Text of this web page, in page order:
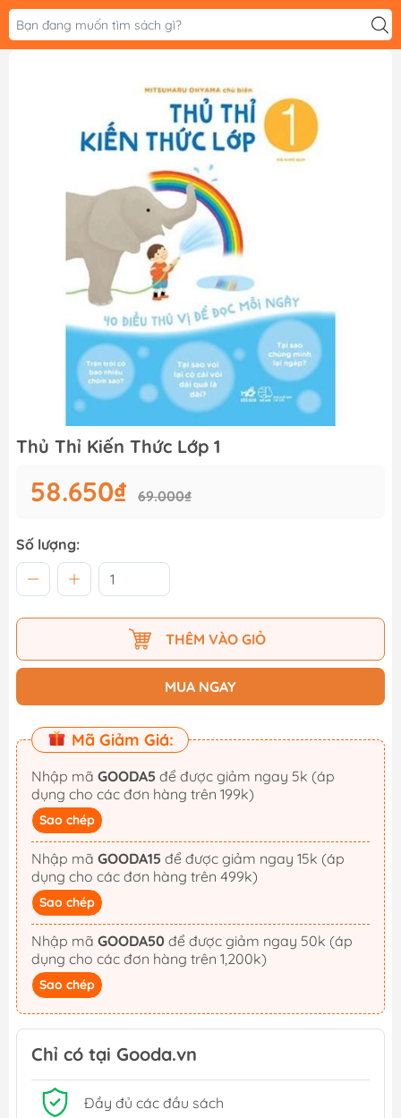
Thủ Thỉ Kiến Thức Lớp 1
58.650₫ 69.000₫
Số lượng:
THÊM VÀO GIỎ
MUA NGAY
Mã Giảm Giá:
Nhập mã GOODA5
dụng cho các đơn hàng trên 199k)
Sao chép
Nhập mã GOODA15
dụng cho các đơn hàng trên 499k)
Sao chép
Nhập mã GOODA50
dụng cho các đơn hàng trên 1,200k)
Sao chép
Chỉ có tại Gooda.vn
Đầy đủ các đầu sách